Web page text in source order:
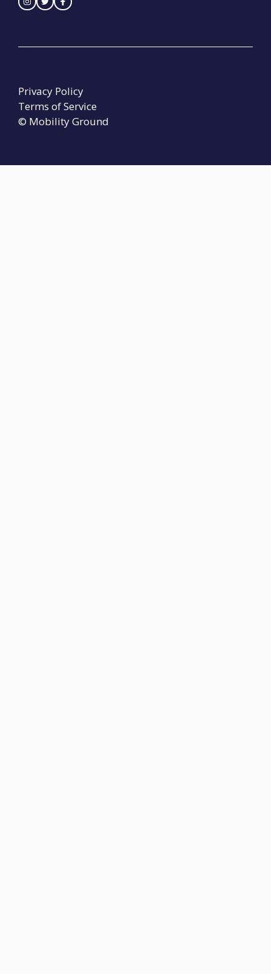
© Mobility Ground
Privacy Policy
Terms of Service